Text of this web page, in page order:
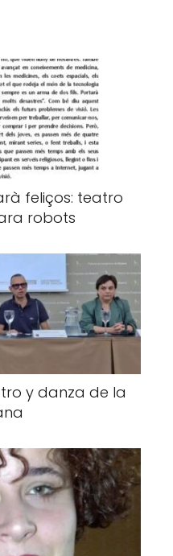
feliços: teatro
robots
y danza de la